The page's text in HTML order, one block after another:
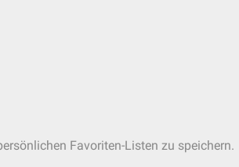
Favoriten-Listen zu speichern.